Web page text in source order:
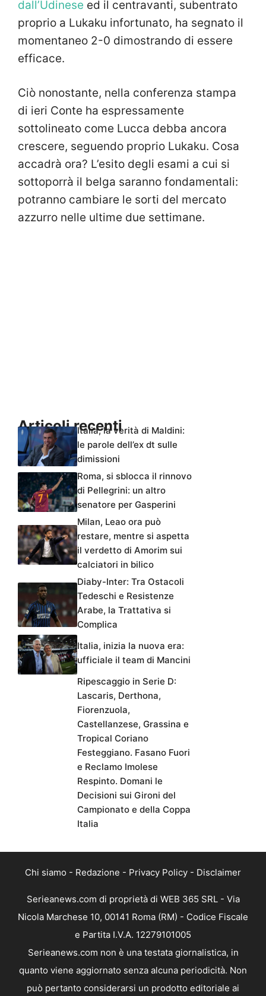
dall’Udinese ed il centravanti, subentrato
proprio a Lukaku infortunato, ha segnato il
momentaneo 2-0 dimostrando di essere
efficace.
Ciò nonostante, nella conferenza stampa
di ieri Conte ha espressamente
sottolineato come Lucca debba ancora
crescere, seguendo proprio Lukaku. Cosa
accadrà ora? L’esito degli esami a cui si
sottoporrà il belga saranno fondamentali:
potranno cambiare le sorti del mercato
azzurro nelle ultime due settimane.
Articoli recentiItalia, la verità di Maldini:
le parole dell’ex dt sulle
dimissioni
Roma, si sblocca il rinnovo
di Pellegrini: un altro
senatore per Gasperini
Milan, Leao ora può
restare, mentre si aspetta
il verdetto di Amorim sui
calciatori in bilico
Diaby-Inter: Tra Ostacoli
Tedeschi e Resistenze
Arabe, la Trattativa si
Complica
Italia, inizia la nuova era:
ufficiale il team di Mancini
Ripescaggio in Serie D:
Lascaris, Derthona,
Fiorenzuola,
Castellanzese, Grassina e
Tropical Coriano
Festeggiano. Fasano Fuori
e Reclamo Imolese
Respinto. Domani le
Decisioni sui Gironi del
Campionato e della Coppa
Italia
Chi siamo - Redazione - Privacy Policy - Disclaimer
Serieanews.com di proprietà di WEB 365 SRL - Via
Nicola Marchese 10, 00141 Roma (RM) - Codice Fiscale
e Partita I.V.A. 12279101005
Serieanews.com non è una testata giornalistica, in
quanto viene aggiornato senza alcuna periodicità. Non
può pertanto considerarsi un prodotto editoriale ai